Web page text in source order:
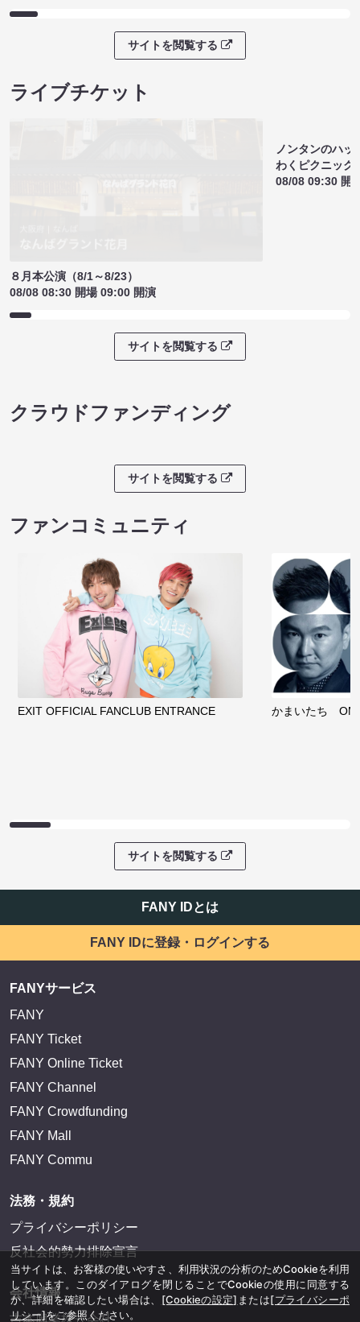
サイトを閲覧する
ライブチケット
８月本公演（8/1～8/23）
08/08 08:30 開場 09:00 開演
サイトを閲覧する
クラウドファンディング
サイトを閲覧する
ファンコミュニティ
サイトを閲覧する
FANY IDとは
FANY IDに登録・ログインする
プライバシーポリシー
反社会的勢力排除宣言
会社情報
当サイトは、お客様の使いやすさ、利用状況の分析のためCookieを利用
しています。このダイアログを閉じることでCookieの使用に同意する
か、詳細を確認したい場合は、 [Cookieの設定] または[プライバシーポ
リシー]をご参照ください。